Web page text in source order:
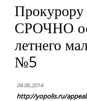
СРОЧНО
летнего
№5
04.06.2014
http://yopolis.ru/